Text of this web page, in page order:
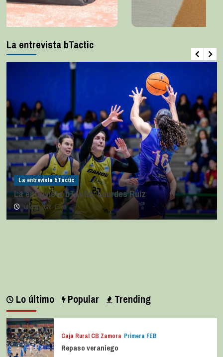
La entrevista bTactic
La entrevista bTactic
La entrevista bTactic: Lourdes Ruiz
julio 11, 2026 0
Lo último Popular Trending
Caja Rural CB Zamora Primera FEB
Repaso veraniego